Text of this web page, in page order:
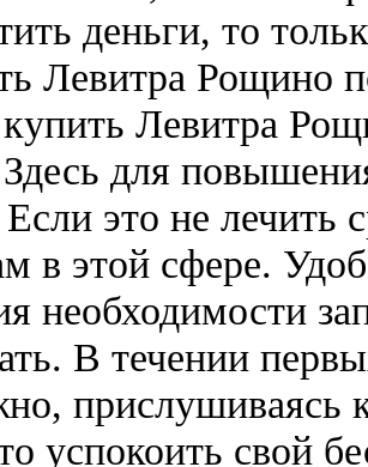
деньги, то
Левитра Рощино
купить Левитра
для
это не лечить
в этой сфере.
необходимости
В течении
прислушиваясь
успокоить свой